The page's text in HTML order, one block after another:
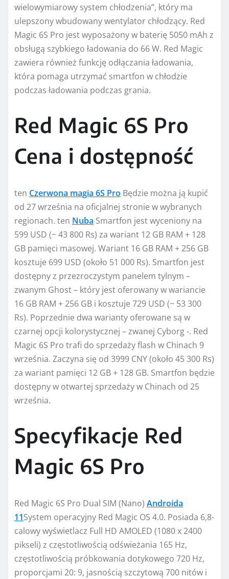
wielowymiarowy system chłodzenia”, który ma
ulepszony wbudowany wentylator chłodzący. Red
Magic 6S Pro jest wyposażony w baterię 5050 mAh z
obsługą szybkiego ładowania do 66 W. Red Magic
zawiera również funkcję odłączania ładowania,
która pomaga utrzymać smartfon w chłodzie
podczas ładowania podczas grania.
Red Magic 6S Pro
Cena i dostępność
ten Czerwona magia 6S Pro Będzie można ją kupić
od 27 września na oficjalnej stronie w wybranych
regionach. ten Nuba Smartfon jest wyceniony na
599 USD (~ 43 800 Rs) za wariant 12 GB RAM + 128
GB pamięci masowej. Wariant 16 GB RAM + 256 GB
kosztuje 699 USD (około 51 000 Rs). Smartfon jest
dostępny z przezroczystym panelem tylnym –
zwanym Ghost – który jest oferowany w wariancie
16 GB RAM + 256 GB i kosztuje 729 USD (~ 53 300
Rs). Poprzednie dwa warianty oferowane są w
czarnej opcji kolorystycznej – zwanej Cyborg -. Red
Magic 6S Pro trafi do sprzedaży flash w Chinach 9
września. Zaczyna się od 3999 CNY (około 45 300 Rs)
za wariant pamięci 12 GB + 128 GB. Smartfon będzie
dostępny w otwartej sprzedaży w Chinach od 25
września.
Specyfikacje Red
Magic 6S Pro
Red Magic 6S Pro Dual SIM (Nano) Androida
11System operacyjny Red Magic OS 4.0. Posiada 6,8-
calowy wyświetlacz Full HD AMOLED (1080 x 2400
pikseli) z częstotliwością odświeżania 165 Hz,
częstotliwością próbkowania dotykowego 720 Hz,
proporcjami 20: 9, jasnością szczytową 700 nitów i